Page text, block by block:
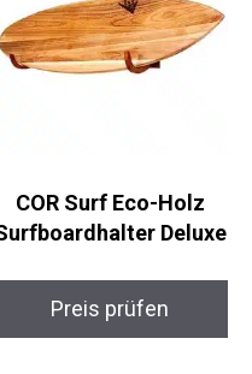
COR Surf Eco-Holz
Surfboardhalter
Deluxe